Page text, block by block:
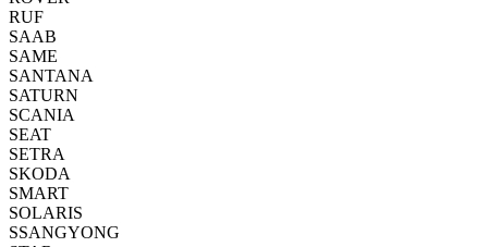
RUF
SAAB
SAME
SANTANA
SATURN
SCANIA
SEAT
SETRA
SKODA
SMART
SOLARIS
SSANGYONG